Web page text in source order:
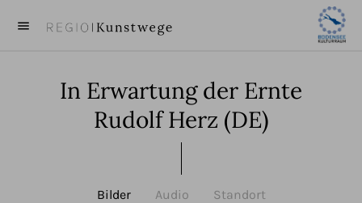
menu
close
KUNST
KÜNSTLER
In Erwartung der Ernte
Rudolf Herz (DE)
Bilder Audio Standort